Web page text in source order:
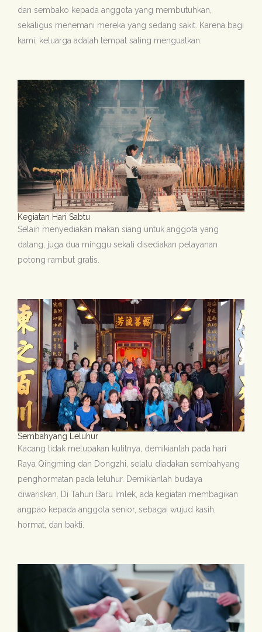
dan sembako kepada anggota yang membutuhkan,
sekaligus menemani mereka yang sedang sakit. Karena bagi
kami, keluarga adalah tempat saling menguatkan.
Kegiatan Hari Sabtu
Selain menyediakan makan siang untuk anggota yang
datang, juga dua minggu sekali disediakan pelayanan
potong rambut gratis.
Sembahyang Leluhur
Kacang tidak melupakan kulitnya, demikianlah pada hari
Raya Qingming dan Dongzhi, selalu diadakan sembahyang
penghormatan pada leluhur. Demikianlah budaya
diwariskan.
Di Tahun Baru Imlek, ada kegiatan membagikan
angpao kepada anggota senior, sebagai wujud kasih,
hormat, dan bakti.